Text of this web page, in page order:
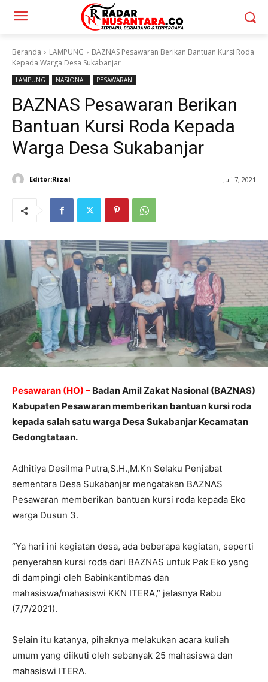
Beranda LAMPUNG
BAZNAS Pesawaran Berikan Bantuan Kursi Roda
Kepada Warga Desa Sukabanjar
LAMPUNG NASIONAL PESAWARAN
BAZNAS Pesawaran Berikan
Bantuan Kursi Roda Kepada
Warga Desa Sukabanjar
Editor:Rizal Juli 7, 2021
Pesawaran (HO) – Badan Amil Zakat Nasional (BAZNAS)
Kabupaten Pesawaran memberikan bantuan kursi roda
kepada salah satu warga Desa Sukabanjar Kecamatan
Gedongtataan.
Adhitiya Desilma Putra,S.H.,M.Kn Selaku Penjabat
sementara Desa Sukabanjar mengatakan BAZNAS
Pesawaran memberikan bantuan kursi roda kepada Eko
warga Dusun 3.
“Ya hari ini kegiatan desa, ada beberapa kegiatan, seperti
penyerahan kursi roda dari BAZNAS untuk Pak Eko yang
di dampingi oleh Babinkantibmas dan
mahasiswa/mahasiswi KKN ITERA,” jelasnya Rabu
(7/7/2021).
Selain itu katanya, pihaknya melakukan acara kuliah
umum yang diikuti oleh sebanyak 25 mahasiswa dan
mahasiswi ITERA.